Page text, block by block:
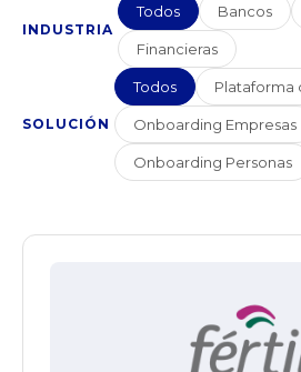
INDUSTRIA
Todos Bancos
Financieras
SOLUCIÓN
Todos Plataforma
Onboarding Empresas
Onboarding Personas